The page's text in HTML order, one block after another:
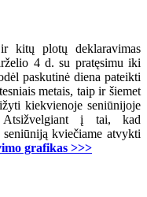
kitų plotų deklaravimas
4 d. su pratęsimu iki
paskutinė diena pateikti
metais, taip ir šiemet
kiekvienoje seniūnijoje
Atsižvelgiant į tai, kad
kviečiame atvykti
grafikas >>>